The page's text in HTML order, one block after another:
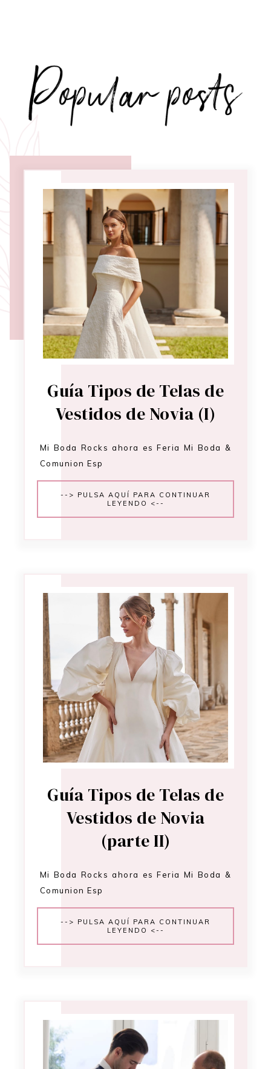
Guía Tipos de Telas de
Vestidos de Novia (I)
Mi Boda Rocks ahora es Feria Mi Boda &
Comunion Esp
--> PULSA AQUÍ PARA CONTINUAR
LEYENDO <--
Guía Tipos de Telas de
Vestidos de Novia
(parte II)
Mi Boda Rocks ahora es Feria Mi Boda &
Comunion Esp
--> PULSA AQUÍ PARA CONTINUAR
LEYENDO <--